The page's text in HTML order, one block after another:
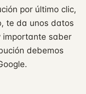
por último clic,
te da unos datos
importante saber
debemos